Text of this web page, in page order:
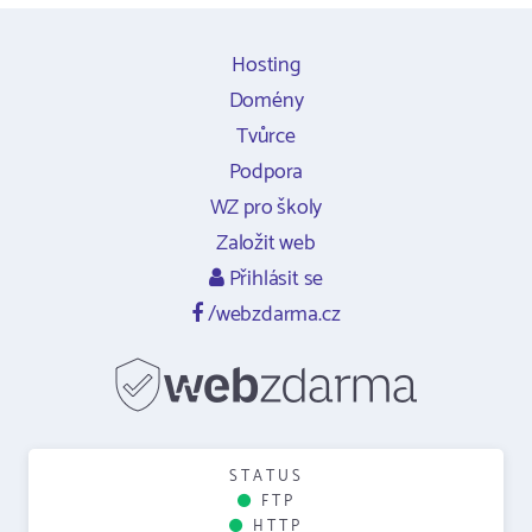
Hosting
Domény
Tvůrce
Podpora
WZ pro školy
Založit web
Přihlásit se
/webzdarma.cz
STATUS
FTP
HTTP